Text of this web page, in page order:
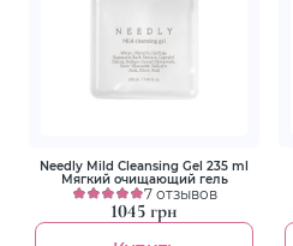
Needly Mild Cleansing Gel 235 ml
Мягкий очищающий гель
7 отзывов
1045 грн